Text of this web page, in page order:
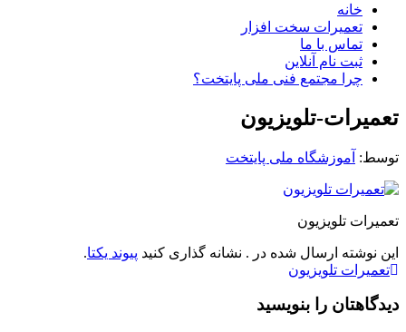
خانه
تعمیرات سخت افزار
تماس با ما
ثبت نام آنلاین
چرا مجتمع فنی ملی پایتخت؟
تعمیرات-تلویزیون
توسط: ‪ آموزشگاه ملی پایتخت
تعمیرات تلویزیون
این نوشته ارسال شده در . نشانه گذاری کنید پیوند یکتا.
Post
navigation
تعمیرات تلویزیون
دیدگاهتان را بنویسید